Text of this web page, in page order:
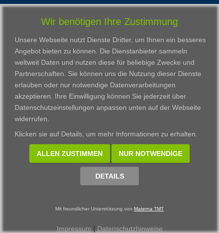
VWAK
Karriere
Kontakt
Download
Impressum
Datenschutzerklärung
Standorte
Darmstadt
Frankfurt am Main
Gießen
Kassel
Wiesbaden
Fortbildungszentrum
Bildungsangebot
Ausbildung
Zertifikatslehrgänge
Fortbildung
© 2002 - 2026 Materna TMT GmbH, powered by CARUSO
Wir benötigen Ihre Zustimmung
Unsere Webseite nutzt Dienste Dritter, um Ihnen ein besseres
Angebot bieten zu können. Die Dienstanbieter sammeln
weltweit Daten und nutzen diese für beliebige Zwecke und
Partnerschaften. Sie können uns die Nutzung dieser Dienste
erlauben oder nur notwendige Datenverarbeitungen
akzeptieren. Ihre Einwilligung können Sie jederzeit über
Datenschutzeinstellungen anpassen unten auf der Webseite
widerrufen.
Klicken sie auf Details, um mehr Informationen zu erhalten.
ALLEN ZUSTIMMEN NUR NOTWENDIGE
DETAILS
Mit freundlicher Unterstützung von Materna TMT
Impressum | Datenschutzhinweise